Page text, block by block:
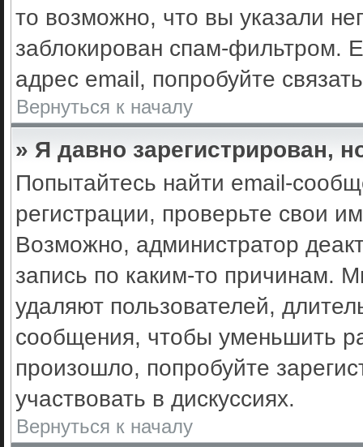
то возможно, что вы указали
заблокирован спам-фильтром.
адрес email, попробуйте
Вернуться к началу
» Я давно зарегистрирован,
Попытайтесь найти email-
регистрации, проверьте свои
Возможно, администратор
запись по каким-то причинам.
удаляют пользователей,
сообщения, чтобы уменьшить
произошло, попробуйте
участвовать в дискуссиях.
Вернуться к началу